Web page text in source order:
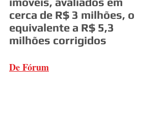
cerca de R$ 3 milhões, o
equivalente a R$ 5,3
milhões corrigidos
De Fórum